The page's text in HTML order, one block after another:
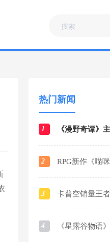
热门新闻
1
2
3
4